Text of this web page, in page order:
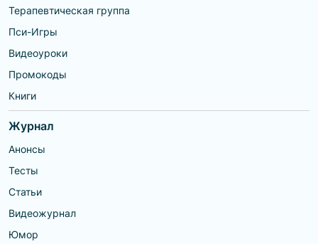
Терапевтическая группа
Пси-Игры
Видеоуроки
Промокоды
Книги
Журнал
Анонсы
Тесты
Статьи
Видеожурнал
Юмор